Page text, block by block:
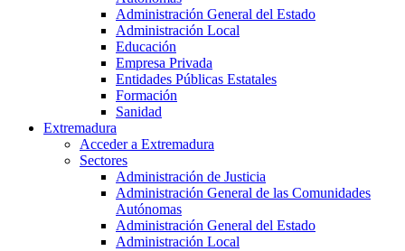
Administración General del Estado
Administración Local
Educación
Empresa Privada
Entidades Públicas Estatales
Formación
Sanidad
Extremadura
Acceder a Extremadura
Sectores
Administración de Justicia
Administración General de las Comunidades
Autónomas
Administración General del Estado
Administración Local